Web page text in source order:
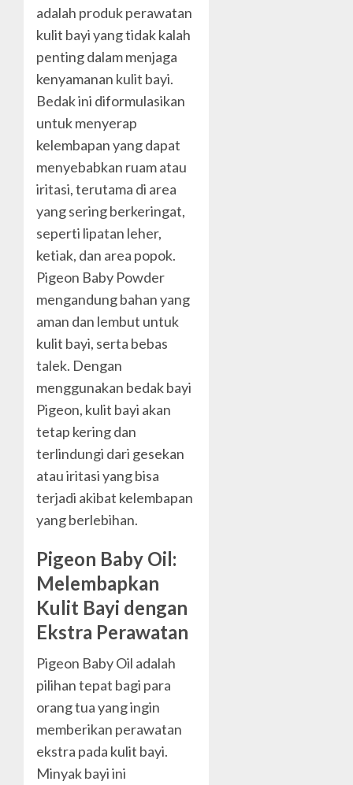
adalah produk perawatan
kulit bayi yang tidak kalah
penting dalam menjaga
kenyamanan kulit bayi.
Bedak ini diformulasikan
untuk menyerap
kelembapan yang dapat
menyebabkan ruam atau
iritasi, terutama di area
yang sering berkeringat,
seperti lipatan leher,
ketiak, dan area popok.
Pigeon Baby Powder
mengandung bahan yang
aman dan lembut untuk
kulit bayi, serta bebas
talek. Dengan
menggunakan bedak bayi
Pigeon, kulit bayi akan
tetap kering dan
terlindungi dari gesekan
atau iritasi yang bisa
terjadi akibat kelembapan
yang berlebihan.
Pigeon Baby Oil:
Melembapkan
Kulit Bayi dengan
Ekstra Perawatan
Pigeon Baby Oil adalah
pilihan tepat bagi para
orang tua yang ingin
memberikan perawatan
ekstra pada kulit bayi.
Minyak bayi ini